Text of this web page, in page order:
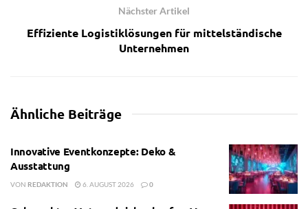
Nächster Artikel
Effiziente Logistiklösungen für mittelständische
Unternehmen
Ähnliche Beiträge
Innovative Eventkonzepte: Deko &
Ausstattung
VON REDAKTION 6. AUGUST 2026 0